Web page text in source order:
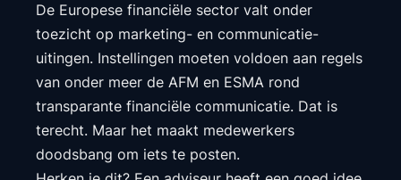
De Europese financiële sector valt onder
toezicht op marketing- en communicatie-
uitingen. Instellingen moeten voldoen aan regels
van onder meer de AFM en ESMA rond
transparante financiële communicatie. Dat is
terecht. Maar het maakt medewerkers
doodsbang om iets te posten.